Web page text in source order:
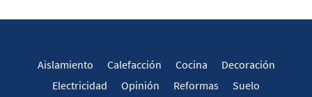
Aislamiento Calefacción Cocina
Decoración
Electricidad
Opinión Reformas Suelo